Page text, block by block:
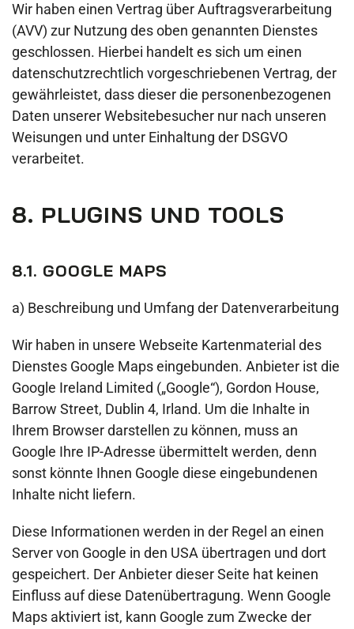
Wir haben einen Vertrag über Auftragsverarbeitung
(AVV) zur Nutzung des oben genannten Dienstes
geschlossen. Hierbei handelt es sich um einen
datenschutzrechtlich vorgeschriebenen Vertrag, der
gewährleistet, dass dieser die personenbezogenen
Daten unserer Websitebesucher nur nach unseren
Weisungen und unter Einhaltung der DSGVO
verarbeitet.
8. PLUGINS UND TOOLS
8.1. GOOGLE MAPS
a) Beschreibung und Umfang der Datenverarbeitung
Wir haben in unsere Webseite Kartenmaterial des
Dienstes Google Maps eingebunden. Anbieter ist die
Google Ireland Limited („Google“), Gordon House,
Barrow Street, Dublin 4, Irland. Um die Inhalte in
Ihrem Browser darstellen zu können, muss an
Google Ihre IP-Adresse übermittelt werden, denn
sonst könnte Ihnen Google diese eingebundenen
Inhalte nicht liefern.
Diese Informationen werden in der Regel an einen
Server von Google in den USA übertragen und dort
gespeichert. Der Anbieter dieser Seite hat keinen
Einfluss auf diese Datenübertragung. Wenn Google
Maps aktiviert ist, kann Google zum Zwecke der